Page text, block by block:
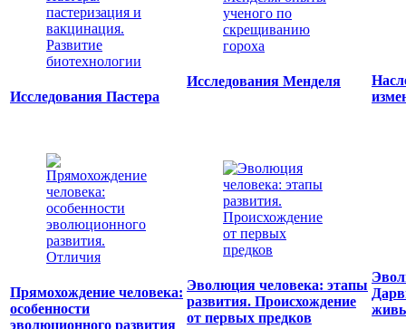
Исследования Пастера
Исследования Менделя
Прямохождение человека:
особенности
эволюционного развития
Эволюция человека: этапы
развития. Происхождение
от первых предков